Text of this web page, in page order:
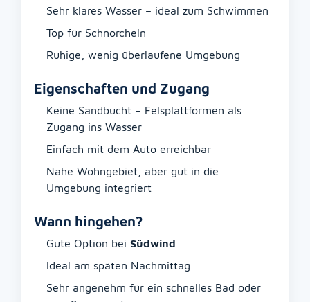
Sehr klares Wasser – ideal zum Schwimmen
Top für Schnorcheln
Ruhige, wenig überlaufene Umgebung
Eigenschaften und Zugang
Keine Sandbucht – Felsplattformen als
Zugang ins Wasser
Einfach mit dem Auto erreichbar
Nahe Wohngebiet, aber gut in die
Umgebung integriert
Wann hingehen?
Gute Option bei Südwind
Ideal am späten Nachmittag
Sehr angenehm für ein schnelles Bad oder